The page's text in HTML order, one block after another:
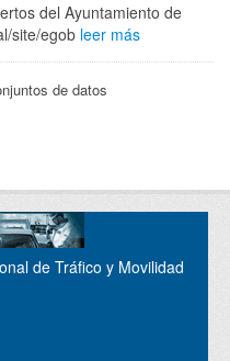
del Ayuntamiento de
site/egob leer más
de datos
de Tráfico y Movilidad